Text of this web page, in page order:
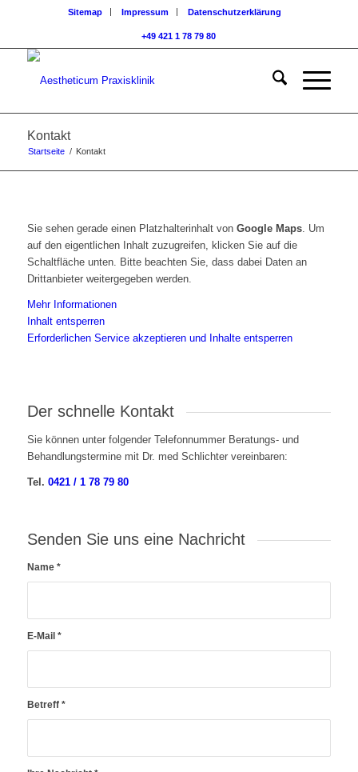
Sitemap Impressum Datenschutzerklärung
+49 421 1 78 79 80
Kontakt
Startseite / Kontakt
Sie sehen gerade einen Platzhalterinhalt von Google Maps. Um
auf den eigentlichen Inhalt zuzugreifen, klicken Sie auf die
Schaltfläche unten. Bitte beachten Sie, dass dabei Daten an
Drittanbieter weitergegeben werden.
Mehr Informationen
Inhalt entsperren
Erforderlichen Service akzeptieren und Inhalte entsperren
Der schnelle Kontakt
Sie können unter folgender Telefonnummer Beratungs- und
Behandlungstermine mit Dr. med Schlichter vereinbaren:
Tel. 0421 / 1 78 79 80
Senden Sie uns eine Nachricht
Name *
E-Mail *
Betreff *